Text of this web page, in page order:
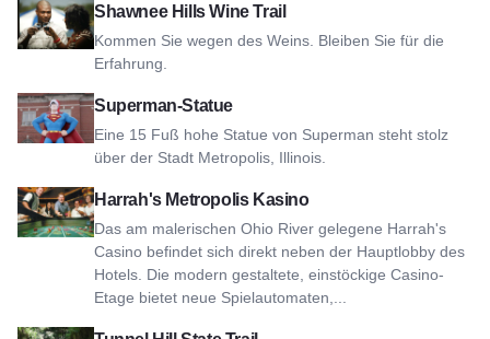
Shawnee Hills Wine Trail
Kommen Sie wegen des Weins. Bleiben Sie für die
Erfahrung.
Blick auf den Shawnee Hills Wine Trail
Superman-Statue
Eine 15 Fuß hohe Statue von Superman steht stolz
über der Stadt Metropolis, Illinois.
Ansicht Superman-Statue
Harrah's Metropolis Kasino
Das am malerischen Ohio River gelegene Harrah's
Casino befindet sich direkt neben der Hauptlobby des
Hotels. Die modern gestaltete, einstöckige Casino-
Etage bietet neue Spielautomaten,...
Ansicht Harrah's Metropolis Kasino